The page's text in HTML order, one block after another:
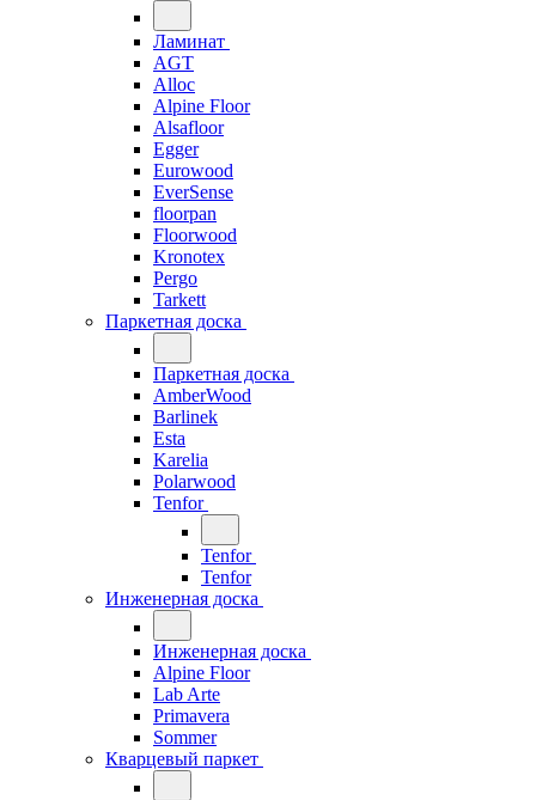
Ламинат
AGT
Alloc
Alpine Floor
Alsafloor
Egger
Eurowood
EverSense
floorpan
Floorwood
Kronotex
Pergo
Tarkett
Паркетная доска
Паркетная доска
AmberWood
Barlinek
Esta
Karelia
Polarwood
Tenfor
Tenfor
Tenfor
Инженерная доска
Инженерная доска
Alpine Floor
Lab Arte
Primavera
Sommer
Кварцевый паркет